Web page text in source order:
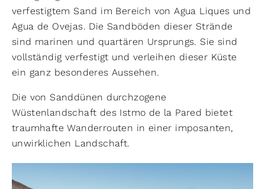
verfestigtem Sand im Bereich von Agua Liques und
Agua de Ovejas. Die Sandböden dieser Strände
sind marinen und quartären Ursprungs. Sie sind
vollständig verfestigt und verleihen dieser Küste
ein ganz besonderes Aussehen.
Die von Sanddünen durchzogene
Wüstenlandschaft des Istmo de la Pared bietet
traumhafte Wanderrouten in einer imposanten,
unwirklichen Landschaft.